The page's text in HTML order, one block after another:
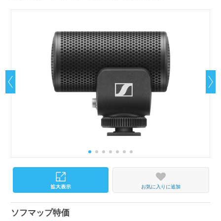
お気に入りに追加
ソフマップ特価